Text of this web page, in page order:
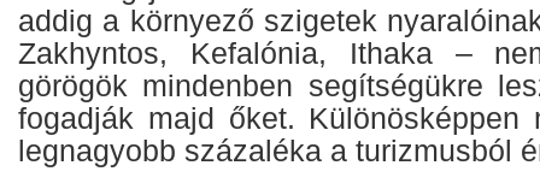
addig a környező szigetek
Zakhyntos, Kefalónia, Ithaka –
görögök mindenben segítségükre
fogadják majd őket. Különösképpen
legnagyobb százaléka a turizmusból